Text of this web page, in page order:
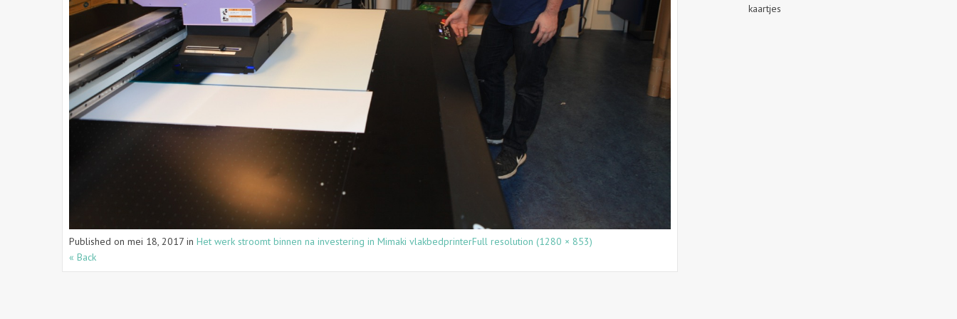
Published on mei 18, 2017 in Het werk stroomt binnen na investering in Mimaki vlakbedprinterFull resolution (1280 × 853)
« Back
kaartjes